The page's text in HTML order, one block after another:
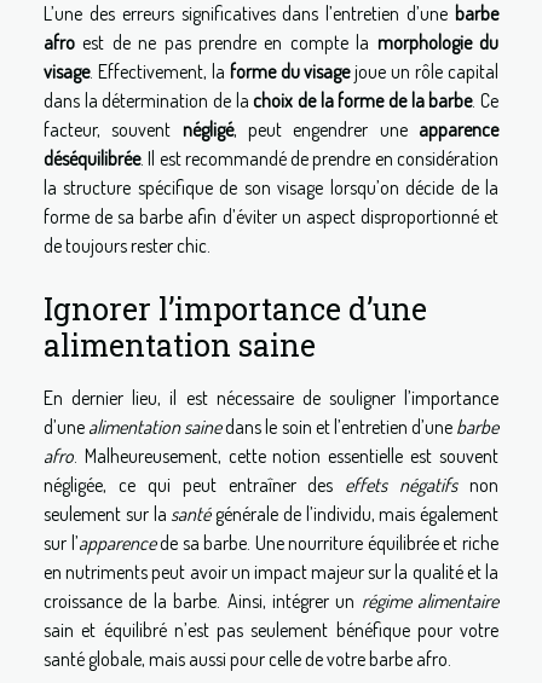
L’une des erreurs significatives dans l’entretien d’une barbe
afro est de ne pas prendre en compte la morphologie du
visage. Effectivement, la forme du visagejoue un rôle capital
dans la détermination de lachoix de la forme de la barbe. Ce
facteur, souvent négligé, peut engendrer une apparence
déséquilibrée. Il est recommandé de prendre en considération
la structure spécifique de son visage lorsqu’on décide de la
forme de sa barbe afin d’éviter un aspect disproportionné et
de toujours rester chic.
Ignorer l’importance d’une
alimentation saine
En dernier lieu, il est nécessaire de souligner l’importance
d’une alimentation sainedans le soin et l’entretien d’une barbe
afro . Malheureusement, cette notion essentielle est souvent
négligée, ce qui peut entraîner des effets négatifsnon
seulement sur la santégénérale de l’individu, mais également
sur l’apparencede sa barbe. Une nourriture équilibrée et riche
en nutriments peut avoir un impact majeur sur la qualité et la
croissance de la barbe. Ainsi, intégrer un régime alimentaire
sain et équilibré n’est pas seulement bénéfique pour votre
santé globale, mais aussi pour celle de votre barbe afro.